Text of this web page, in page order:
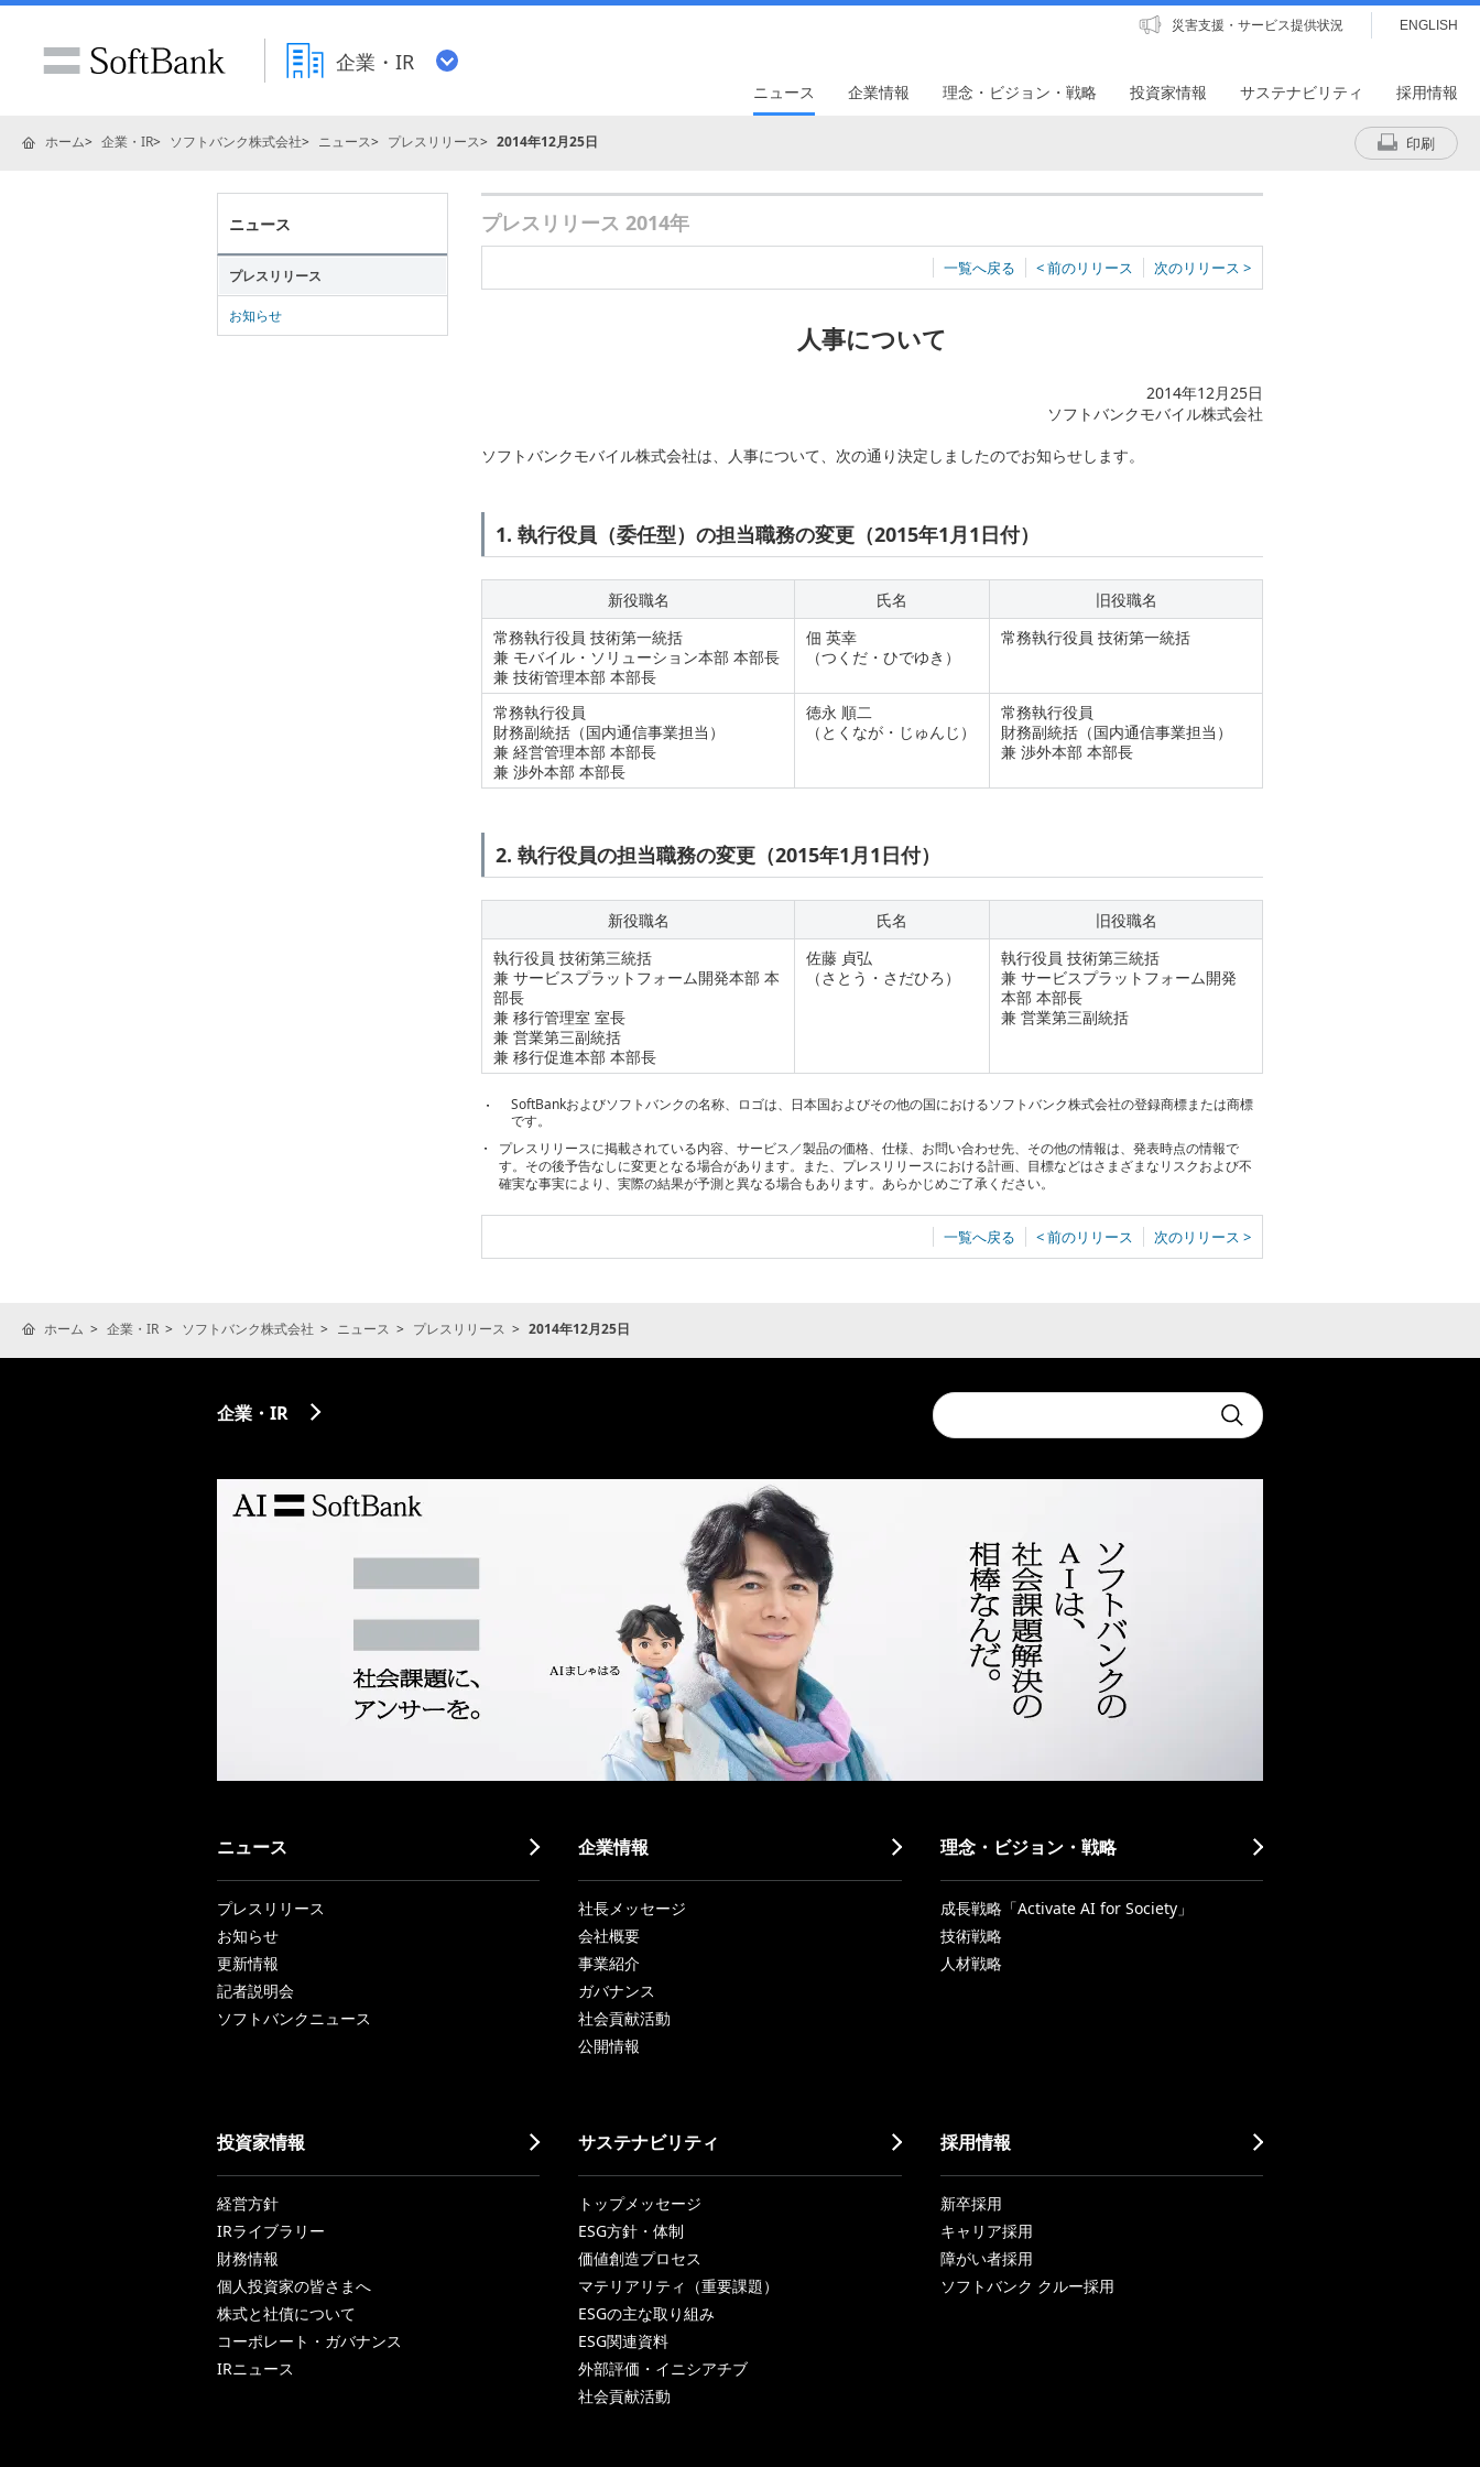
企業・IR
災害支援・サービス提供状況 ENGLISH
ニュース 企業情報 理念・ビジョン・戦略 投資家情報 サステナビリティ 採用情報
ホーム 企業・IR ソフトバンク株式会社 ニュース プレスリリース 2014年12月25日 印刷
プレスリリース 2014年
一覧へ戻る < 前のリリース 次のリリース >
人事について
2014年12月25日
ソフトバンクモバイル株式会社
ソフトバンクモバイル株式会社は、人事について、次の通り決定しましたのでお知らせします。
1. 執行役員（委任型）の担当職務の変更（2015年1月1日付）
新役職名 氏名
旧役職名
常務執行役員 技術第一統括
兼 モバイル・ソリューション本部 本部長
兼 技術管理本部 本部長
佃 英幸
（つくだ・ひでゆき）
常務執行役員 技術第一統括
常務執行役員
財務副統括（国内通信事業担当）
兼 経営管理本部 本部長
兼 渉外本部 本部長
徳永 順二
（とくなが・じゅんじ）
常務執行役員
財務副統括（国内通信事業担当）
兼 渉外本部 本部長
2. 執行役員の担当職務の変更（2015年1月1日付）
新役職名 氏名
旧役職名
執行役員 技術第三統括
兼 サービスプラットフォーム開発本部 本
部長
兼 移行管理室 室長
兼 営業第三副統括
兼 移行促進本部 本部長
佐藤 貞弘
（さとう・さだひろ）
執行役員 技術第三統括
兼 サービスプラットフォーム開発
本部 本部長
兼 営業第三副統括
SoftBankおよびソフトバンクの名称、ロゴは、日本国およびその他の国におけるソフトバンク株式会社の登録商標または商標
です。
プレスリリースに掲載されている内容、サービス／製品の価格、仕様、お問い合わせ先、その他の情報は、発表時点の情報で
す。その後予告なしに変更となる場合があります。また、プレスリリースにおける計画、目標などはさまざまなリスクおよび不
確実な事実により、実際の結果が予測と異なる場合もあります。あらかじめご了承ください。
一覧へ戻る < 前のリリース 次のリリース >
ニュース
プレスリリース
お知らせ
ホーム 企業・IR ソフトバンク株式会社 ニュース プレスリリース 2014年12月25日
Conduct
a
search
Submit
企業・IR
ニュース
プレスリリース
お知らせ
更新情報
記者説明会
ソフトバンクニュース
企業情報
社長メッセージ
会社概要
事業紹介
ガバナンス
社会貢献活動
公開情報
理念・ビジョン・戦略
成長戦略「Activate AI for Society」
技術戦略
人材戦略
投資家情報
経営方針
IRライブラリー
財務情報
個人投資家の皆さまへ
株式と社債について
コーポレート・ガバナンス
IRニュース
サステナビリティ
トップメッセージ
ESG方針・体制
価値創造プロセス
マテリアリティ（重要課題）
ESGの主な取り組み
ESG関連資料
外部評価・イニシアチブ
社会貢献活動
採用情報
新卒採用
キャリア採用
障がい者採用
ソフトバンク クルー採用